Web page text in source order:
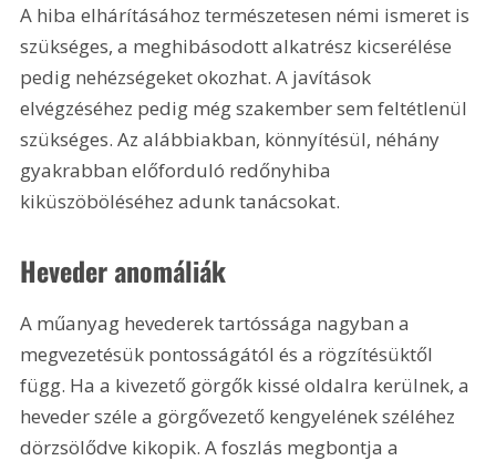
A hiba elhárításához természetesen némi ismeret is
szükséges, a meghibásodott alkatrész kicserélése
pedig nehézségeket okozhat. A javítások
elvégzéséhez pedig még szakember sem feltétlenül
szükséges. Az alábbiakban, könnyítésül, néhány
gyakrabban előforduló redőnyhiba
kiküszöböléséhez adunk tanácsokat.
Heveder anomáliák
A műanyag hevederek tartóssága nagyban a
megvezetésük pontosságától és a rögzítésüktől
függ. Ha a kivezető görgők kissé oldalra kerülnek, a
heveder széle a görgővezető kengyelének széléhez
dörzsölődve kikopik. A foszlás megbontja a